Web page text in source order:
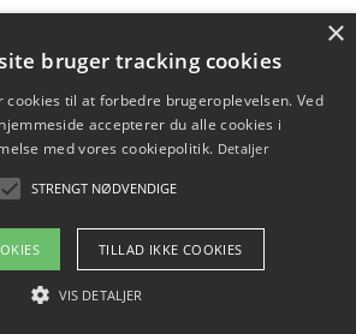
hjemmet kan reducere CO2-udslip
2026 - Pilanto Aps
Blog Betingelser
×
bruger tracking cookies
cookies til at forbedre brugeroplevelsen. Ved
accepterer du alle cookies i
med vores cookiepolitik. Detaljer
STRENGT NØDVENDIGE
TILLAD IKKE COOKIES
VIS DETALJER